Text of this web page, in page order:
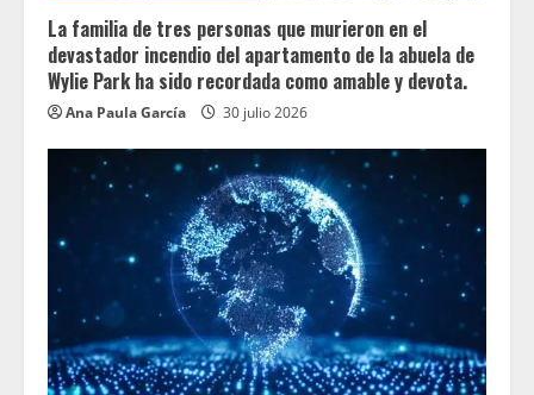
La familia de tres personas que murieron en el
devastador incendio del apartamento de la abuela de
Wylie Park ha sido recordada como amable y devota.
Ana Paula García 30 julio 2026